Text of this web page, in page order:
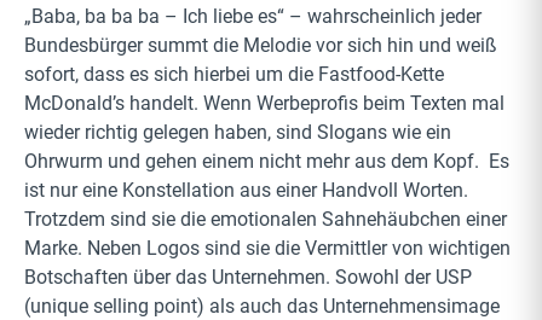
„Baba, ba ba ba – Ich liebe es“ – wahrscheinlich jeder
Bundesbürger summt die Melodie vor sich hin und weiß
sofort, dass es sich hierbei um die Fastfood-Kette
McDonald’s handelt. Wenn Werbeprofis beim Texten mal
wieder richtig gelegen haben, sind Slogans wie ein
Ohrwurm und gehen einem nicht mehr aus dem Kopf. Es
ist nur eine Konstellation aus einer Handvoll Worten.
Trotzdem sind sie die emotionalen Sahnehäubchen einer
Marke. Neben Logos sind sie die Vermittler von wichtigen
Botschaften über das Unternehmen. Sowohl der USP
(unique selling point) als auch das Unternehmensimage